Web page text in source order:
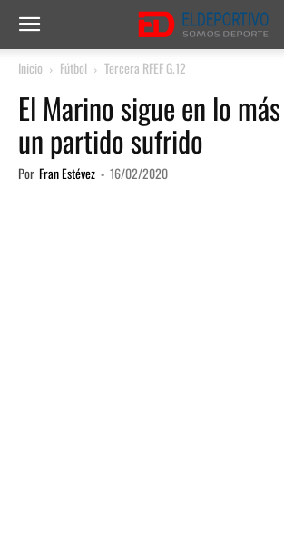
Inicio Fútbol Tercera RFEF G.12
El Marino sigue en lo
un partido sufrido
Por Fran Estévez - 16/02/2020